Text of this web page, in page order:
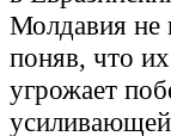
Молдавия
поняв, что
угрожает